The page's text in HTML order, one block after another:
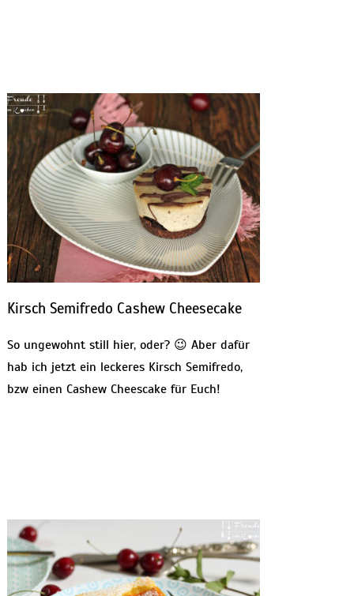
Kirsch Semifredo Cashew Cheesecake
So ungewohnt still hier, oder? 😉 Aber dafür
hab ich jetzt ein leckeres Kirsch Semifredo,
bzw einen Cashew Cheescake für Euch!